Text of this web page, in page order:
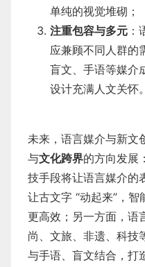
单纯的视觉堆砌；
注重包容与多元
应兼顾不同人群的
盲文、手语等媒介
设计充满人文关怀。
未来，语言媒介与新文
与文化跨界的方向发展
技手段将让语言媒介的
让古文字 “动起来”，
更高效；另一方面，语
尚、文旅、非遗、科技
与手语、盲文结合，打